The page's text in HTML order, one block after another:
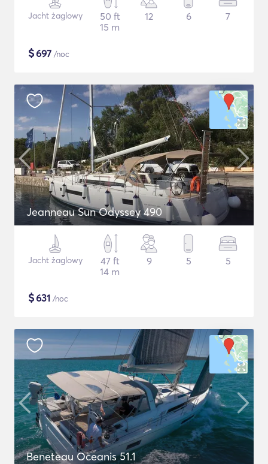
Jacht żaglowy
50 ft
15 m
12 6 7
$697 /noc
Jeanneau Sun Odyssey 490
Jacht żaglowy
47 ft
14 m
9 5 5
$631 /noc
Beneteau Oceanis 51.1